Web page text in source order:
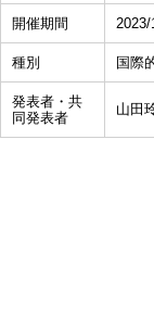
開催期間 2023/
種別 国際
発表者・共
同発表者
山田